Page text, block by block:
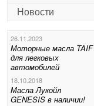
Новости
26.11.2023
Моторные масла TAIF
для легковых
автомобилей
18.10.2018
Масла Лукойл
GENESIS в наличии!